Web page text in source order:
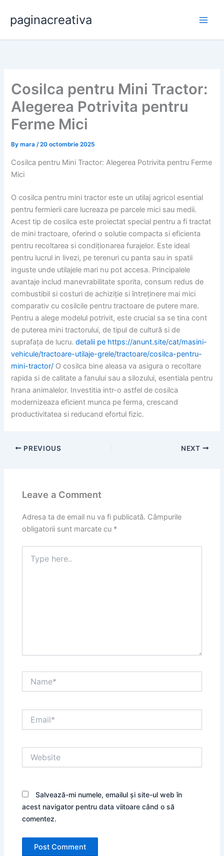
content
paginacreativa
Cosilca pentru Mini Tractor:
Alegerea Potrivita pentru
Ferme Mici
Bymara/20 octombrie 2025
Cosilca pentru Mini Tractor: Alegerea Potrivita pentru Ferme
Mici
O cosilca pentru mini tractor este un utilaj agricol esential
pentru fermierii care lucreaza pe parcele mici sau medii.
Acest tip de cosilca este proiectat special pentru a fi tractat
de mini tractoare, oferind o solutie compacta si eficienta
pentru recoltarea si condiționarea furajelor. Este ideal
pentru lucrul in livezi, pe terenuri cu panta sau in spatii
inguste unde utilajele mari nu pot accesa. Principalele
avantaje includ manevrabilitate sporita, consum redus de
combustibil si costuri de achiziție si întreținere mai mici
comparativ cu cosilcile pentru tractoare de putere mare.
Pentru a alege modelul potrivit, este crucial sa se tina cont
de puterea mini tractorului, de tipul de cultură si de
suprafața de lucru.detalii pe https://anunt.site/cat/masini-
vehicule/tractoare-utilaje-grele/tractoare/cosilca-pentru-
mini-tractor/ O cosilca bine aleasa va asigura o recoltare
rapida si de calitate a fanului sau a silozului, esentiala pentru
hrana animalelor. Investitia intr-o astfel de cosilca
modernizeaza eficient munca pe ferma, crescand
productivitatea si reducand efortul fizic.
PREVIOUS NEXT
Leave a Comment
Adresa ta de email nu va fi publicată. Câmpurile
obligatorii sunt marcate cu *
here..
Salvează-mi numele, emailul și site-ul web în
acest navigator pentru data viitoare când o să
comentez.